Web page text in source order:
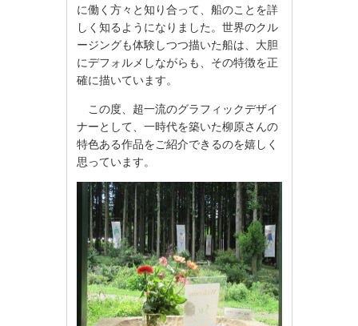
に働く方々と知り合って、船のことを詳
しく知るようになりました。世界のクル
ージングも体験しつつ描いた船は、大胆
にデフォルメしながらも、その特徴を正
確に描いています。
この度、超一流のグラフィックデザイ
ナーとして、一時代を築いた柳原さんの
特色ある作品をご紹介できるのを嬉しく
思っています。